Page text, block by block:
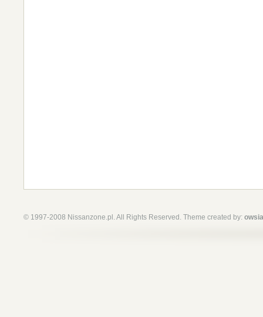
© 1997-2008 Nissanzone.pl. All Rights Reserved. Theme created by: